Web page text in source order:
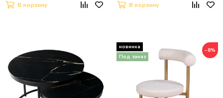
В корзину В корзину
−8%